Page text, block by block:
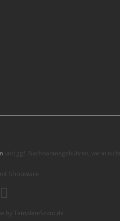
und ggf. Nachnahmegebühren, wenn
Shopware
by TemplateScout.de